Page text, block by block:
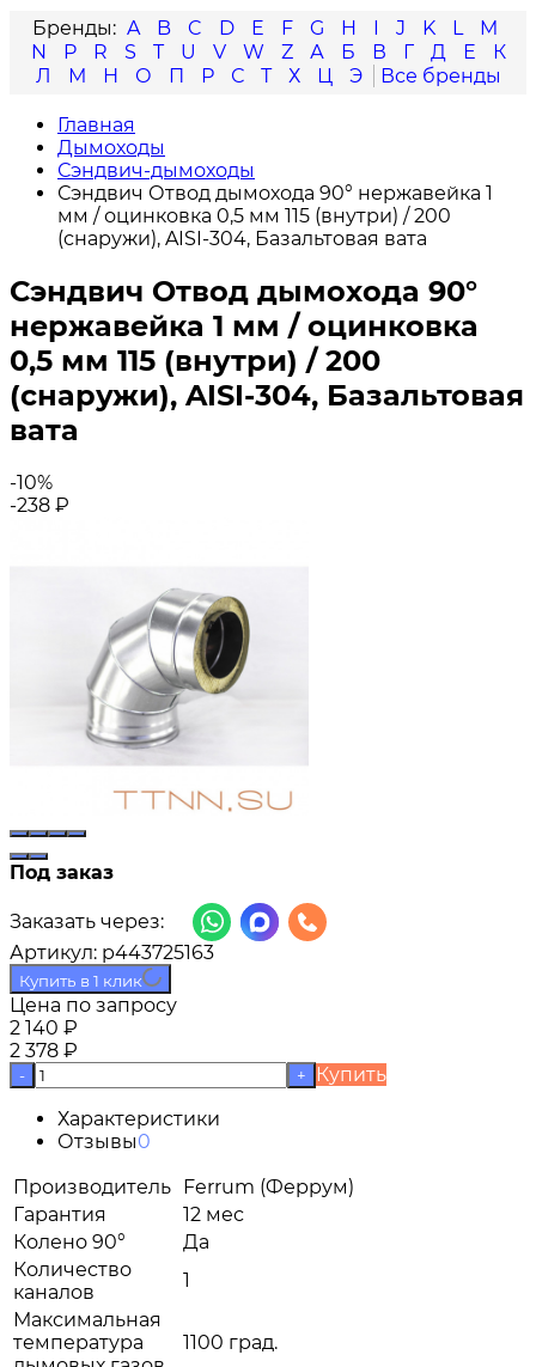
A
B C D E F G H I J K L
M
N
P R S T U V W Z А Б В Г Д Е
К
Л
М Н О П Р С Т Х Ц Э
Главная
Дымоходы
Сэндвич-дымоходы
Сэндвич Отвод дымохода 90° нержавейка 1
мм / оцинковка 0,5 мм 115 (внутри) / 200
(снаружи), AISI-304, Базальтовая вата
Сэндвич Отвод дымохода 90°
нержавейка 1 мм / оцинковка
0,5 мм 115 (внутри) / 200
(снаружи), AISI-304, Базальтовая
вата
-10%
-238 ₽
Под заказ
Заказать через:
Артикул: p443725163
Купить в 1 клик
Цена по запросу
2 140 ₽
2 378 ₽
- +
Купить
Характеристики
Отзывы0
Производитель Ferrum (Феррум)
Гарантия
12 мес
Колено 90°
Да
Количество
каналов
1
Максимальная
температура
1100 град.